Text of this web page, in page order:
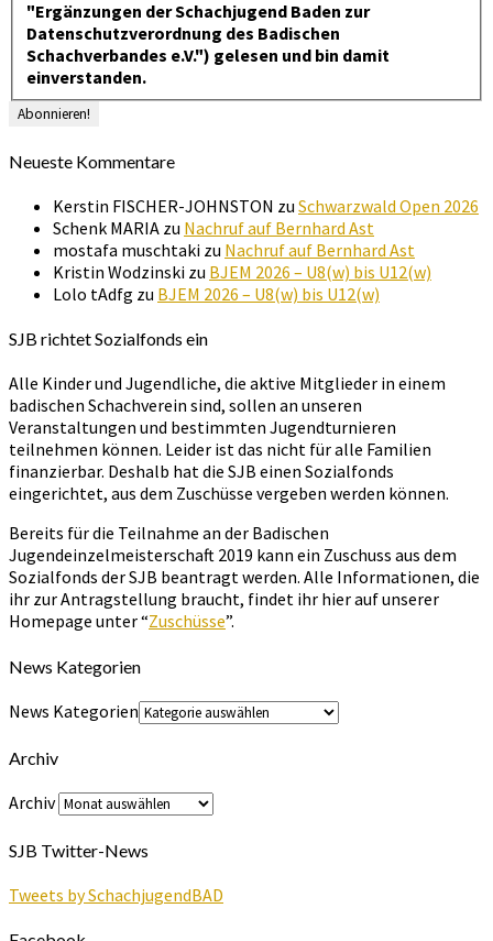
"Ergänzungen der Schachjugend Baden zur
Datenschutzverordnung des Badischen
Schachverbandes e.V.") gelesen und bin damit
einverstanden.
Neueste Kommentare
Kerstin FISCHER-JOHNSTON zu Schwarzwald Open 2026
Schenk MARIA zu Nachruf auf Bernhard Ast
mostafa muschtaki zu Nachruf auf Bernhard Ast
Kristin Wodzinski zu BJEM 2026 – U8(w) bis U12(w)
Lolo tAdfg zu BJEM 2026 – U8(w) bis U12(w)
SJB richtet Sozialfonds ein
Alle Kinder und Jugendliche, die aktive Mitglieder in einem
badischen Schachverein sind, sollen an unseren
Veranstaltungen und bestimmten Jugendturnieren
teilnehmen können. Leider ist das nicht für alle Familien
finanzierbar. Deshalb hat die SJB einen Sozialfonds
eingerichtet, aus dem Zuschüsse vergeben werden können.
Bereits für die Teilnahme an der Badischen
Jugendeinzelmeisterschaft 2019 kann ein Zuschuss aus dem
Sozialfonds der SJB beantragt werden. Alle Informationen, die
ihr zur Antragstellung braucht, findet ihr hier auf unserer
Homepage unter “Zuschüsse”.
News Kategorien
News Kategorien
Archiv
Archiv
SJB Twitter-News
Tweets by SchachjugendBAD